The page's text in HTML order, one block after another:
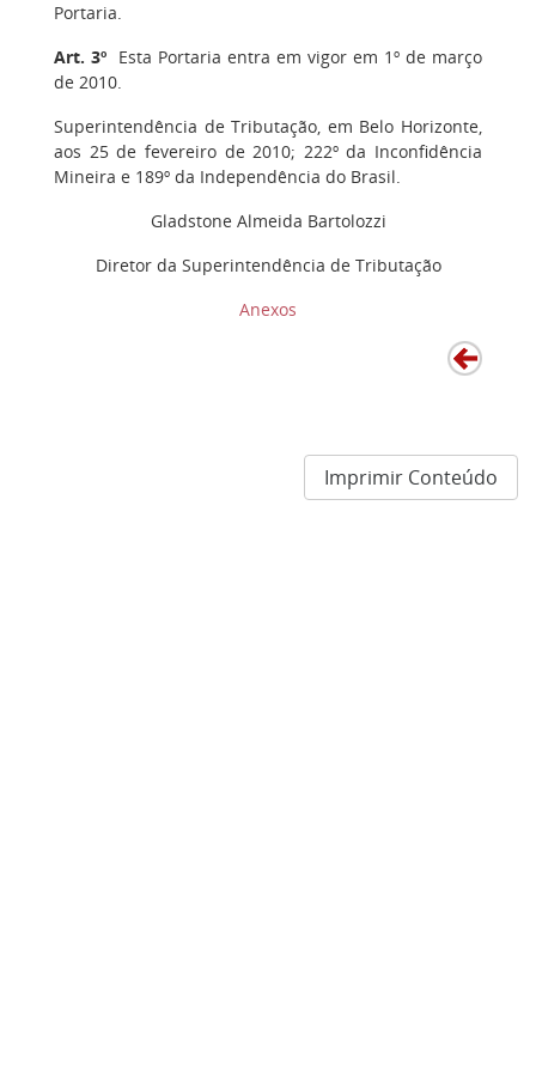
Portaria.
Art. 3º Esta Portaria entra em vigor em 1º de março
de 2010.
Superintendência de Tributação, em Belo Horizonte,
aos 25 de fevereiro de 2010; 222º da Inconfidência
Mineira e 189º da Independência do Brasil.
Gladstone Almeida Bartolozzi
Diretor da Superintendência de Tributação
Anexos
Imprimir Conteúdo